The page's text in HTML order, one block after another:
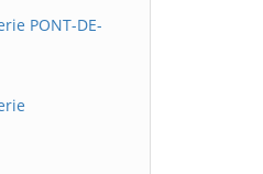
PONT-DE-